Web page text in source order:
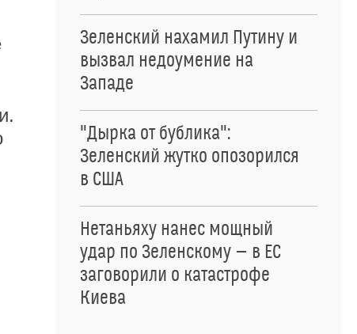
Зеленский нахамил Путину и
вызвал недоумение на
Западе
"Дырка от бублика":
Зеленский жутко опозорился
в США
Нетаньяху нанес мощный
удар по Зеленскому — в ЕС
заговорили о катастрофе
Киева